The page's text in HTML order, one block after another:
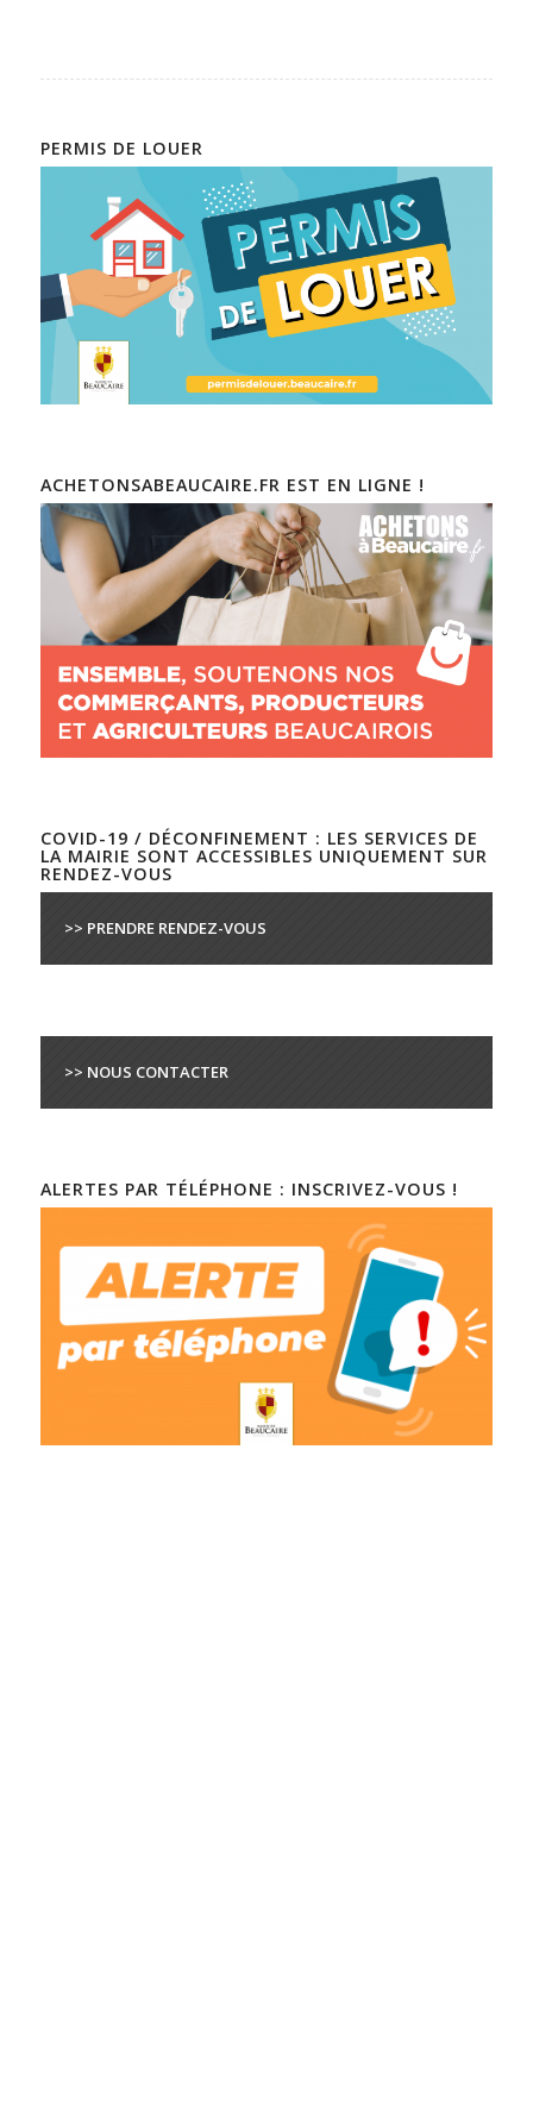
PERMIS DE LOUER
ACHETONSABEAUCAIRE.FR EST EN LIGNE !
COVID-19 / DÉCONFINEMENT : LES SERVICES DE
LA MAIRIE SONT ACCESSIBLES UNIQUEMENT SUR
RENDEZ-VOUS
>> PRENDRE RENDEZ-VOUS
>> NOUS CONTACTER
ALERTES PAR TÉLÉPHONE : INSCRIVEZ-VOUS !